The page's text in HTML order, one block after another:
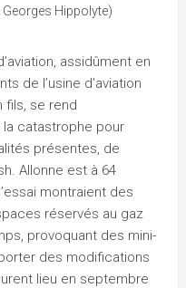
Hippolyte)
assidûment en
de l’usine d’aviation
fils, se rend
catastrophe pour
présentes, de
Allonne est à 64
montraient des
réservés au gaz
provoquant des mini-
des modifications
lieu en septembre